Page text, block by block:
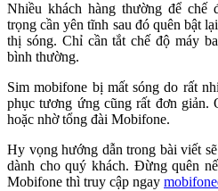
Nhiều khách hàng thường để
trọng cần yên tĩnh sau đó quên bật
thị sóng. Chỉ cần tắt chế độ máy
bình thường.
Sim mobifone bị mất sóng do rất
phục tương ứng cũng rất đơn giản.
hoặc nhờ tổng đài Mobifone.
Hy vọng hướng dẫn trong bài viết
dành cho quý khách. Đừng quên
Mobifone thì truy cập ngay